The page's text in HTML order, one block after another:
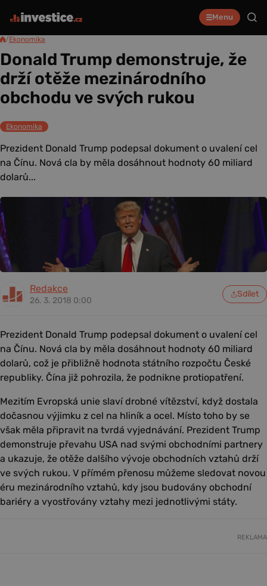
Menu
/Ekonomika
Donald Trump demonstruje, že
drží otěže mezinárodního
obchodu ve svých rukou
Ekonomika
Prezident Donald Trump podepsal dokument o uvalení cel
na Čínu. Nová cla by měla dosáhnout hodnoty 60 miliard
dolarů...
Redakce
26. 3. 2018 0:00
Sdílet
Prezident Donald Trump podepsal dokument o uvalení cel
na Čínu. Nová cla by měla dosáhnout hodnoty 60 miliard
dolarů, což je přibližně hodnota státního rozpočtu České
republiky. Čína již pohrozila, že podnikne protiopatření.
Mezitím Evropská unie slaví drobné vítězství, když dostala
dočasnou výjimku z cel na hliník a ocel. Místo toho by se
však měla připravit na tvrdá vyjednávání. Prezident Trump
demonstruje převahu USA nad svými obchodními partnery
a ukazuje, že otěže dalšího vývoje obchodních vztahů drží
ve svých rukou. V přímém přenosu můžeme sledovat novou
éru mezinárodního vztahů, kdy jsou budovány obchodní
bariéry a vyostřovány vztahy mezi jednotlivými státy.
REKLAMA